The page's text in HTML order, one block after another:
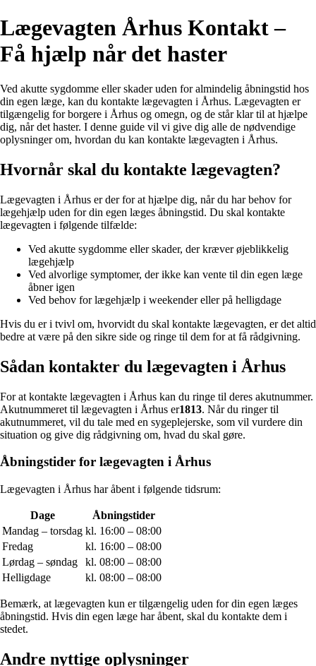
Lægevagten Århus Kontakt –
Få hjælp når det haster
Ved akutte sygdomme eller skader uden for almindelig åbningstid hos
din egen læge, kan du kontakte lægevagten i Århus. Lægevagten er
tilgængelig for borgere i Århus og omegn, og de står klar til at hjælpe
dig, når det haster. I denne guide vil vi give dig alle de nødvendige
oplysninger om, hvordan du kan kontakte lægevagten i Århus.
Hvornår skal du kontakte lægevagten?
Lægevagten i Århus er der for at hjælpe dig, når du har behov for
lægehjælp uden for din egen læges åbningstid. Du skal kontakte
lægevagten i følgende tilfælde:
Ved akutte sygdomme eller skader, der kræver øjeblikkelig
lægehjælp
Ved alvorlige symptomer, der ikke kan vente til din egen læge
åbner igen
Ved behov for lægehjælp i weekender eller på helligdage
Hvis du er i tvivl om, hvorvidt du skal kontakte lægevagten, er det altid
bedre at være på den sikre side og ringe til dem for at få rådgivning.
Sådan kontakter du lægevagten i Århus
For at kontakte lægevagten i Århus kan du ringe til deres akutnummer.
Akutnummeret til lægevagten i Århus er1813. Når du ringer til
akutnummeret, vil du tale med en sygeplejerske, som vil vurdere din
situation og give dig rådgivning om, hvad du skal gøre.
Åbningstider for lægevagten i Århus
Lægevagten i Århus har åbent i følgende tidsrum:
Dage
Åbningstider
Mandag – torsdag kl. 16:00 – 08:00
Fredag
kl. 16:00 – 08:00
Lørdag – søndag
kl. 08:00 – 08:00
Helligdage
kl. 08:00 – 08:00
Bemærk, at lægevagten kun er tilgængelig uden for din egen læges
åbningstid. Hvis din egen læge har åbent, skal du kontakte dem i
stedet.
Andre nyttige oplysninger